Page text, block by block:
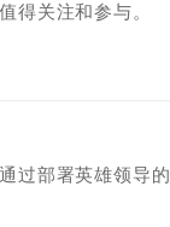
得关注和参与。
过部署英雄领导